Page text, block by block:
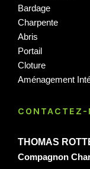
Bardage
Charpente
Abris
Portail
Cloture
Aménagement
CONTACTEZ-
THOMAS
Compagnon